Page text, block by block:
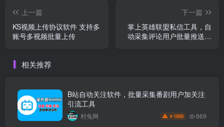
上一篇
KS视频上传协议软件 支持多
账号多视频批量上传
下一篇
掌上英雄联盟私信工具，自
动采集评论用户批量推送消
相关推荐
B站自动关注软件，批量采集番剧用户加关注
引流工具
村兔网 ￥ 1500 669